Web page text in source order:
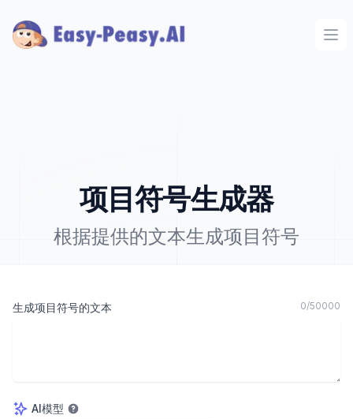
项目符号生成器
根据提供的文本生成项目符号
生成项目符号的文本 0/50000
AI模型